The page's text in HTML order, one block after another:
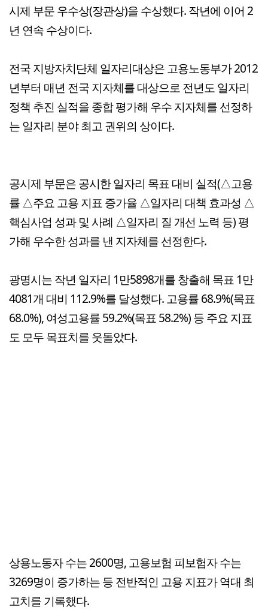
시제 부문 우수상(장관상)을 수상했다. 작년에 이어 2
년 연속 수상이다.
전국 지방자치단체 일자리대상은 고용노동부가 2012
년부터 매년 전국 지자체를 대상으로 전년도 일자리
정책 추진 실적을 종합 평가해 우수 지자체를 선정하
는 일자리 분야 최고 권위의 상이다.
공시제 부문은 공시한 일자리 목표 대비 실적(△고용
률 △주요 고용 지표 증가율 △일자리 대책 효과성 △
핵심사업 성과 및 사례 △일자리 질 개선 노력 등) 평
가해 우수한 성과를 낸 지자체를 선정한다.
광명시는 작년 일자리 1만5898개를 창출해 목표 1만
4081개 대비 112.9%를 달성했다. 고용률 68.9%(목표
68.0%), 여성고용률 59.2%(목표 58.2%) 등 주요 지표
도 모두 목표치를 웃돌았다.
상용노동자 수는 2600명, 고용보험 피보험자 수는
3269명이 증가하는 등 전반적인 고용 지표가 역대 최
고치를 기록했다.